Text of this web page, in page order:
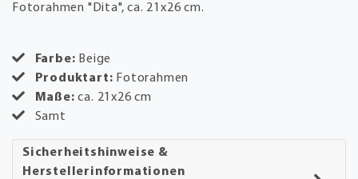
Fotorahmen "Dita", ca. 21x26 cm.
Farbe: Beige
Produktart: Fotorahmen
Maße:ca. 21x26 cm
Samt
Sicherheitshinweise &
Herstellerinformationen